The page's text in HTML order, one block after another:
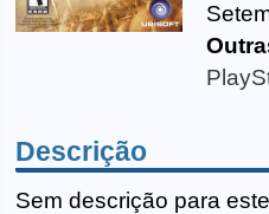
Descrição
Sem descrição para